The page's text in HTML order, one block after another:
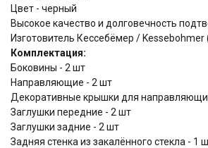
Цвет - черный
Высокое качество и долговечность
Изготовитель Кессебёмер / Kessebohmer
Комплектация:
Боковины - 2 шт
Направляющие - 2 шт
Декоративные крышки для
Заглушки передние - 2 шт
Заглушки задние - 2 шт
Задняя стенка из закалённого стекла - 1